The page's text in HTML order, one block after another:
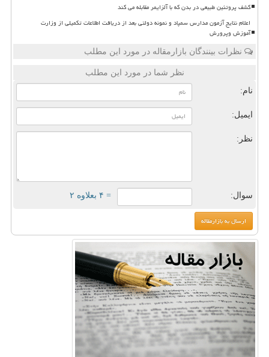
کشف پروتئین طبیعی در بدن که با آلزایمر مقابله می کند
اعلام نتایج آزمون مدارس سمپاد و نمونه دولتی بعد از دریافت اطلاعات تکمیلی از وزارت
آموزش وپرورش
نظرات بینندگان بازارمقاله در مورد این مطلب
نظر شما در مورد این مطلب
نام:
ایمیل:
نظر:
سوال: = ۴ بعلاوه ۲